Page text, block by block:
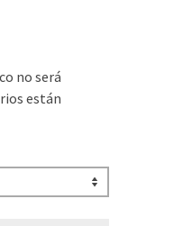
no será
están